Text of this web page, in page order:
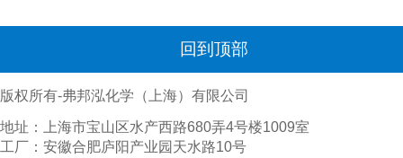
回到顶部
版权所有-弗邦泓化学（上海）有限公司
地址：上海市宝山区水产西路680弄4号楼1009室
工厂：安徽合肥庐阳产业园天水路10号